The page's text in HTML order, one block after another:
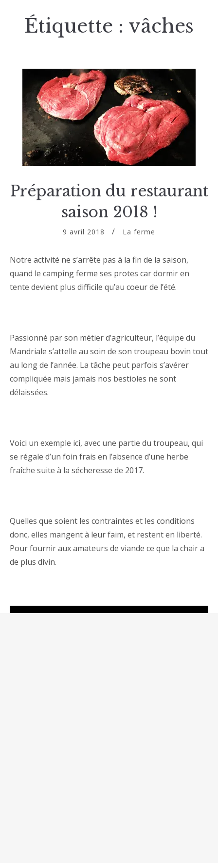
Étiquette : vâches
Préparation du restaurant
saison 2018 !
9 avril 2018 La ferme
Notre activité ne s’arrête pas à la fin de la saison,
quand le camping ferme ses protes car dormir en
tente devient plus difficile qu’au coeur de l’été.
Passionné par son métier d’agriculteur, l’équipe du
Mandriale s’attelle au soin de son troupeau bovin tout
au long de l’année. La tâche peut parfois s’avérer
compliquée mais jamais nos bestioles ne sont
délaissées.
Voici un exemple ici, avec une partie du troupeau, qui
se régale d’un foin frais en l’absence d’une herbe
fraîche suite à la sécheresse de 2017.
Quelles que soient les contraintes et les conditions
donc, elles mangent à leur faim, et restent en liberté.
Pour fournir aux amateurs de viande ce que la chair a
de plus divin.